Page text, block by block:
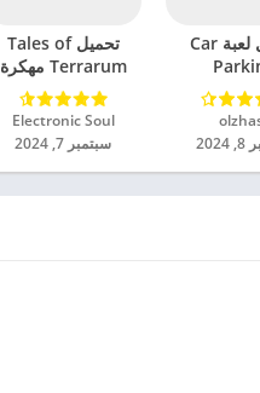
تحميل لعبة Car
2024
تحميل Tales of
Terrarum مهكرة
للاندرويد 2024
Electronic Soul‏
سبتمبر 7, 2024